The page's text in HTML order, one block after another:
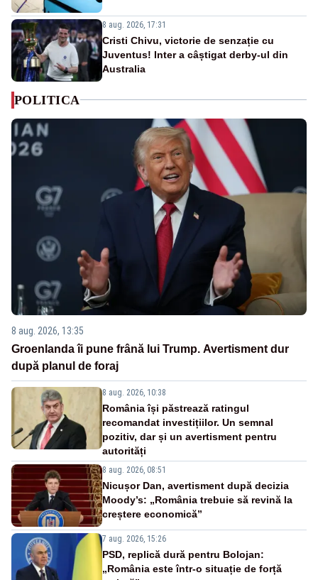
8 aug. 2026, 17:31
Cristi Chivu, victorie de senzație cu
Juventus! Inter a câștigat derby-ul din
Australia
POLITICA
8 aug. 2026, 13:35
Groenlanda îi pune frână lui Trump. Avertisment dur
după planul de foraj
8 aug. 2026, 10:38
România își păstrează ratingul
recomandat investițiilor. Un semnal
pozitiv, dar și un avertisment pentru
autorități
8 aug. 2026, 08:51
Nicușor Dan, avertisment după decizia
Moody’s: „România trebuie să revină la
creștere economică”
7 aug. 2026, 15:26
PSD, replică dură pentru Bolojan:
„România este într-o situație de forță